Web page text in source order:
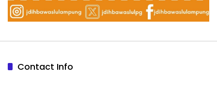
Contact Info